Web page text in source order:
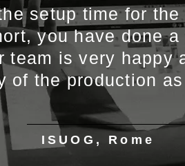
ISUOG, Rome
setup time for
you have done a
team is very happy
of the production